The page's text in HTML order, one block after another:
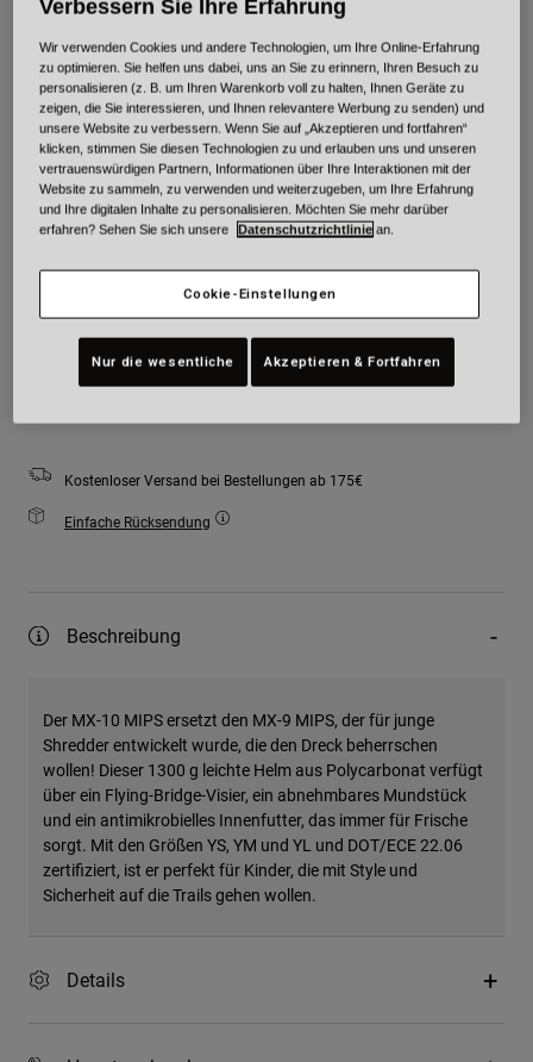
Farben -
Größe Größentabelle
Youth
Youth
Youth
Large
Zum Warenkorb hinzufügen
Kostenloser Versand bei Bestellungen ab 175€
Einfache Rücksendung
Beschreibung
Der MX-10 MIPS ersetzt den MX-9 MIPS, der für junge
Shredder entwickelt wurde, die den Dreck beherrschen
wollen! Dieser 1300 g leichte Helm aus Polycarbonat verfügt
über ein Flying-Bridge-Visier, ein abnehmbares Mundstück
und ein antimikrobielles Innenfutter, das immer für Frische
sorgt. Mit den Größen YS, YM und YL und DOT/ECE 22.06
zertifiziert, ist er perfekt für Kinder, die mit Style und
Sicherheit auf die Trails gehen wollen.
Details
Verbessern Sie Ihre Erfahrung
Wir verwenden Cookies und andere Technologien, um Ihre Online-Erfahrung
zu optimieren. Sie helfen uns dabei, uns an Sie zu erinnern, Ihren Besuch zu
personalisieren (z. B. um Ihren Warenkorb voll zu halten, Ihnen Geräte zu
zeigen, die Sie interessieren, und Ihnen relevantere Werbung zu senden) und
unsere Website zu verbessern. Wenn Sie auf „Akzeptieren und fortfahren“
klicken, stimmen Sie diesen Technologien zu und erlauben uns und unseren
vertrauenswürdigen Partnern, Informationen über Ihre Interaktionen mit der
Website zu sammeln, zu verwenden und weiterzugeben, um Ihre Erfahrung
und Ihre digitalen Inhalte zu personalisieren. Möchten Sie mehr darüber
erfahren? Sehen Sie sich unsere
Datenschutzrichtlinie an.
Cookie-Einstellungen
Nur die wesentliche Akzeptieren & Fortfahren